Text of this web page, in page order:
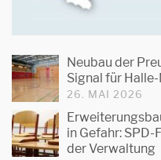
Neubau der
Signal für
26. MAI 2026
in Gefahr:
der Verwaltung